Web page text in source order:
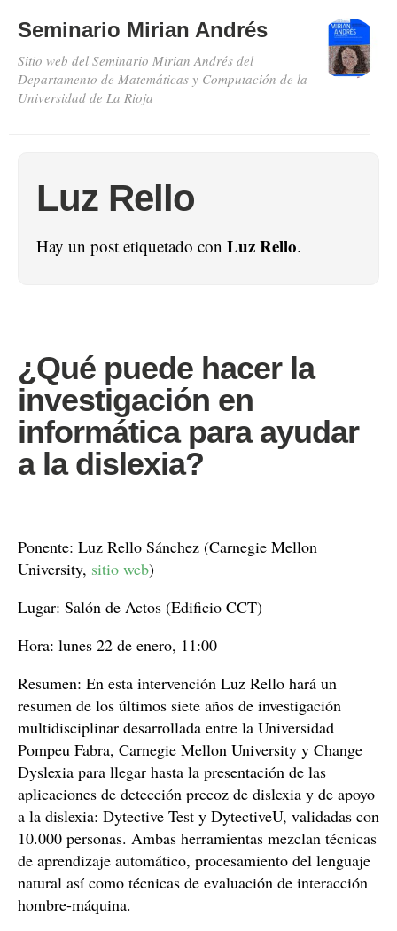
Seminario Mirian Andrés
Sitio web del Seminario Mirian Andrés del
Departamento de Matemáticas y Computación de la
Universidad de La Rioja
Luz Rello
Hay un post etiquetado con Luz Rello.
¿Qué puede hacer la
investigación en
informática para ayudar
a la dislexia?
Ponente: Luz Rello Sánchez (Carnegie Mellon
University, sitio web)
Lugar: Salón de Actos (Edificio CCT)
Hora: lunes 22 de enero, 11:00
Resumen: En esta intervención Luz Rello hará un
resumen de los últimos siete años de investigación
multidisciplinar desarrollada entre la Universidad
Pompeu Fabra, Carnegie Mellon University y Change
Dyslexia para llegar hasta la presentación de las
aplicaciones de detección precoz de dislexia y de apoyo
a la dislexia: Dytective Test y DytectiveU, validadas con
10.000 personas. Ambas herramientas mezclan técnicas
de aprendizaje automático, procesamiento del lenguaje
natural así como técnicas de evaluación de interacción
hombre-máquina.